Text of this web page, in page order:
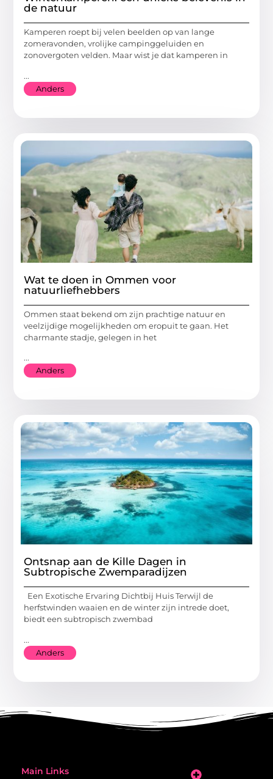
de natuur
Kamperen roept bij velen beelden op van lange
zomeravonden, vrolijke campinggeluiden en
zonovergoten velden. Maar wist je dat kamperen in
...
Anders
Wat te doen in Ommen voor
natuurliefhebbers
Ommen staat bekend om zijn prachtige natuur en
veelzijdige mogelijkheden om eropuit te gaan. Het
charmante stadje, gelegen in het
...
Anders
Ontsnap aan de Kille Dagen in
Subtropische Zwemparadijzen
Een Exotische Ervaring Dichtbij Huis Terwijl de
herfstwinden waaien en de winter zijn intrede doet,
biedt een subtropisch zwembad
...
Anders
Main Links